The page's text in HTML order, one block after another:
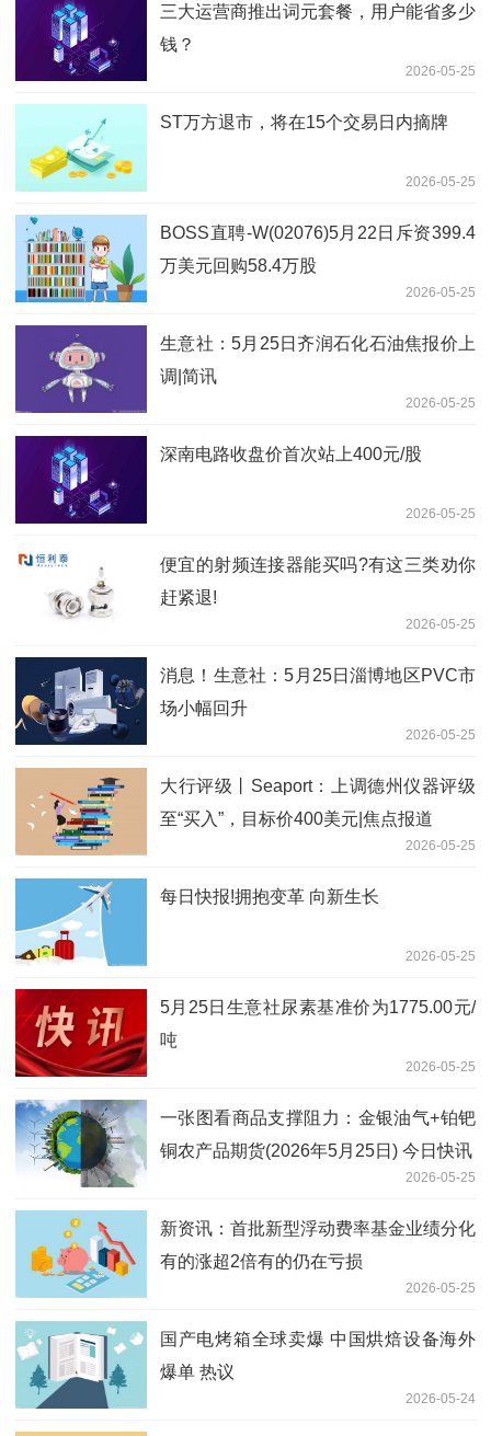
三大运营商推出词元套餐，用户能省多少
钱？
2026-05-25
ST万方退市，将在15个交易日内摘牌
2026-05-25
BOSS直聘-W(02076)5月22日斥资399.4
万美元回购58.4万股
2026-05-25
生意社：5月25日齐润石化石油焦报价上
调|简讯
2026-05-25
深南电路收盘价首次站上400元/股
2026-05-25
便宜的射频连接器能买吗?有这三类劝你
赶紧退!
2026-05-25
消息！生意社：5月25日淄博地区PVC市
场小幅回升
2026-05-25
大行评级丨Seaport：上调德州仪器评级
至“买入”，目标价400美元|焦点报道
2026-05-25
每日快报!拥抱变革 向新生长
2026-05-25
5月25日生意社尿素基准价为1775.00元/
吨
2026-05-25
一张图看商品支撑阻力：金银油气+铂钯
铜农产品期货(2026年5月25日) 今日快讯
2026-05-25
新资讯：首批新型浮动费率基金业绩分化
有的涨超2倍有的仍在亏损
2026-05-25
国产电烤箱全球卖爆 中国烘焙设备海外
爆单 热议
2026-05-24